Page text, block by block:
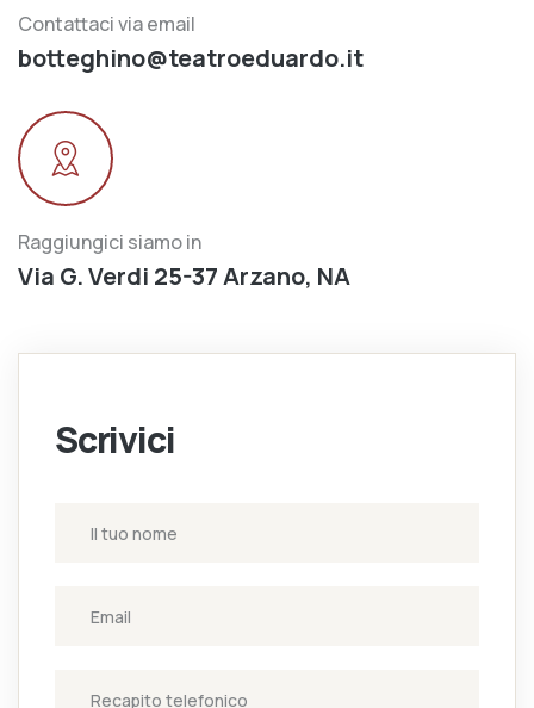
Contattaci via email
botteghino@teatroeduardo.it
Raggiungici siamo in
Via G. Verdi 25-37 Arzano, NA
Scrivici